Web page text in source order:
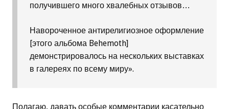
получившего много хвалебных отзывов…
Навороченное антирелигиозное оформление
[этого альбома Behemoth]
демонстрировалось на нескольких выставках
в галереях по всему миру».
Полагаю, давать особые комментарии касательно